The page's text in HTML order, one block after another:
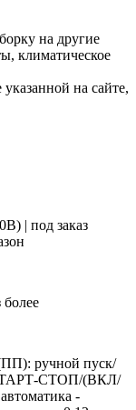
на другие
климатическое
на сайте,
| под заказ
ручной пуск/
СТОП/(ВКЛ/
-